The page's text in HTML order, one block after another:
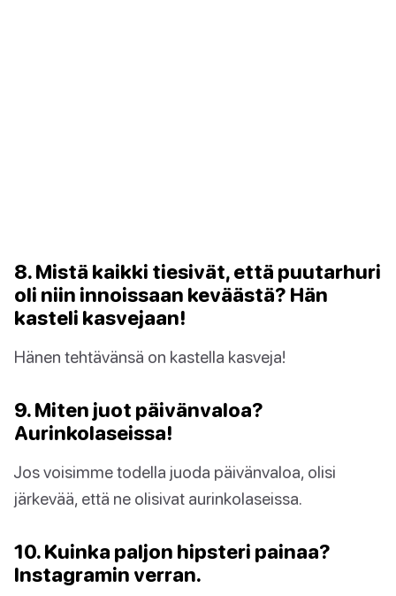
8. Mistä kaikki tiesivät, että puutarhuri
oli niin innoissaan keväästä? Hän
kasteli kasvejaan!
Hänen tehtävänsä on kastella kasveja!
9. Miten juot päivänvaloa?
Aurinkolaseissa!
Jos voisimme todella juoda päivänvaloa, olisi
järkevää, että ne olisivat aurinkolaseissa.
10. Kuinka paljon hipsteri painaa?
Instagramin verran.